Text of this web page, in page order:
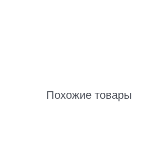
Похожие товары